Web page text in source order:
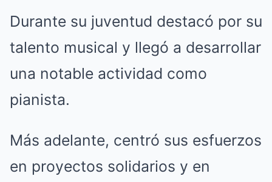
Durante su juventud destacó por su
talento musical y llegó a desarrollar
una notable actividad como
pianista.
Más adelante, centró sus esfuerzos
en proyectos solidarios y en